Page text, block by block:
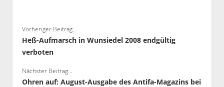
Vorheriger Beitrag...
Heß-Aufmarsch in Wunsiedel 2008 endgültig
verboten
Nächster Beitrag...
Ohren auf: August-Ausgabe des Antifa-Magazins bei